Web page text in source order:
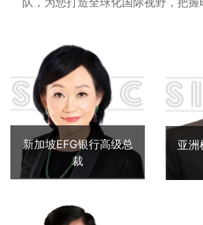
新加坡EFG银行高级总
裁
亚洲